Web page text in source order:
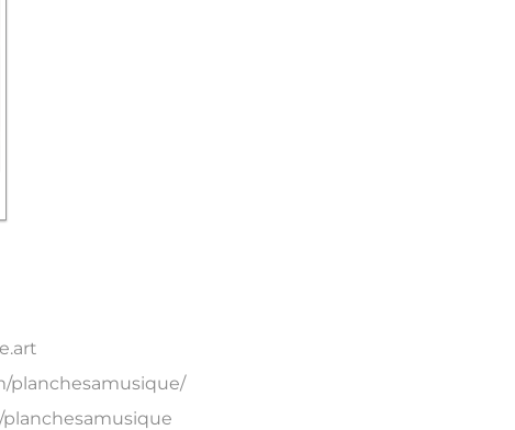
planchesamusique/